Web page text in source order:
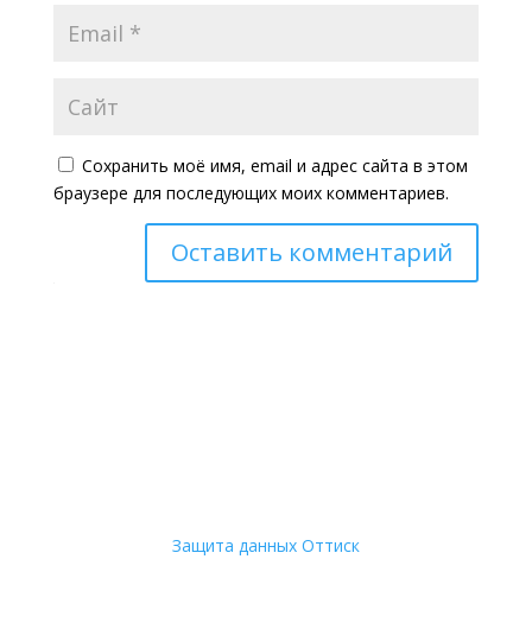
Сохранить моё имя, email и адрес сайта в этом
браузере для последующих моих комментариев.
Оставить комментарий
Защита данных Оттиск